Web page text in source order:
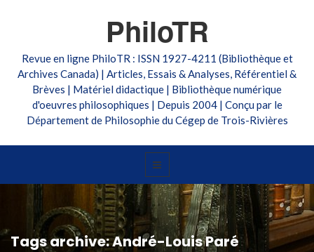
PhiloTR
Revue en ligne PhiloTR : ISSN 1927-4211 (Bibliothèque et
Archives Canada) | Articles, Essais & Analyses, Référentiel &
Brèves | Matériel didactique | Bibliothèque numérique
d'oeuvres philosophiques | Depuis 2004 | Conçu par le
Département de Philosophie du Cégep de Trois-Rivières
Tags archive: André-Louis Paré